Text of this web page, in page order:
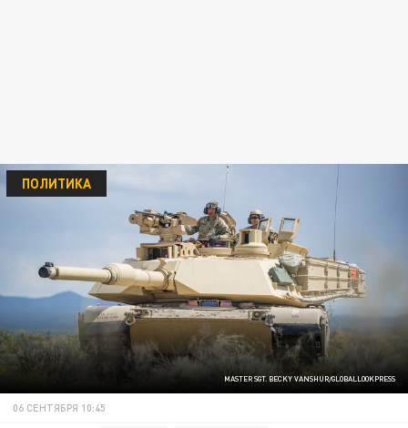
MASTER SGT. BECKY VANSHUR/GLOBALLOOKPRESS
ПОЛИТИКА
06 СЕНТЯБРЯ 10:45